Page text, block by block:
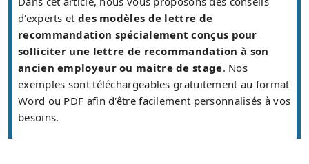
d'experts et des modèles de lettre de
recommandation spécialement conçus pour
solliciter une lettre de recommandation à son
ancien employeur ou maitre de stage. Nos
exemples sont téléchargeables gratuitement au format
Word ou PDF afin d'être facilement personnalisés à vos
besoins.